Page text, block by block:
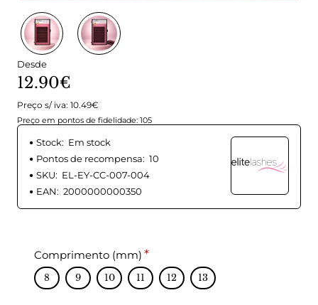
Desde
12.90€
Preço s/ iva: 10.49€
Preço em pontos de fidelidade: 105
Stock: Em stock
Pontos de recompensa: 10
SKU: EL-EY-CC-007-004
EAN: 2000000000350
Comprimento (mm)
8 9 10 11 12 13